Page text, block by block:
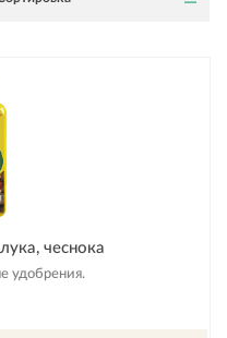
чеснока
удобрения.